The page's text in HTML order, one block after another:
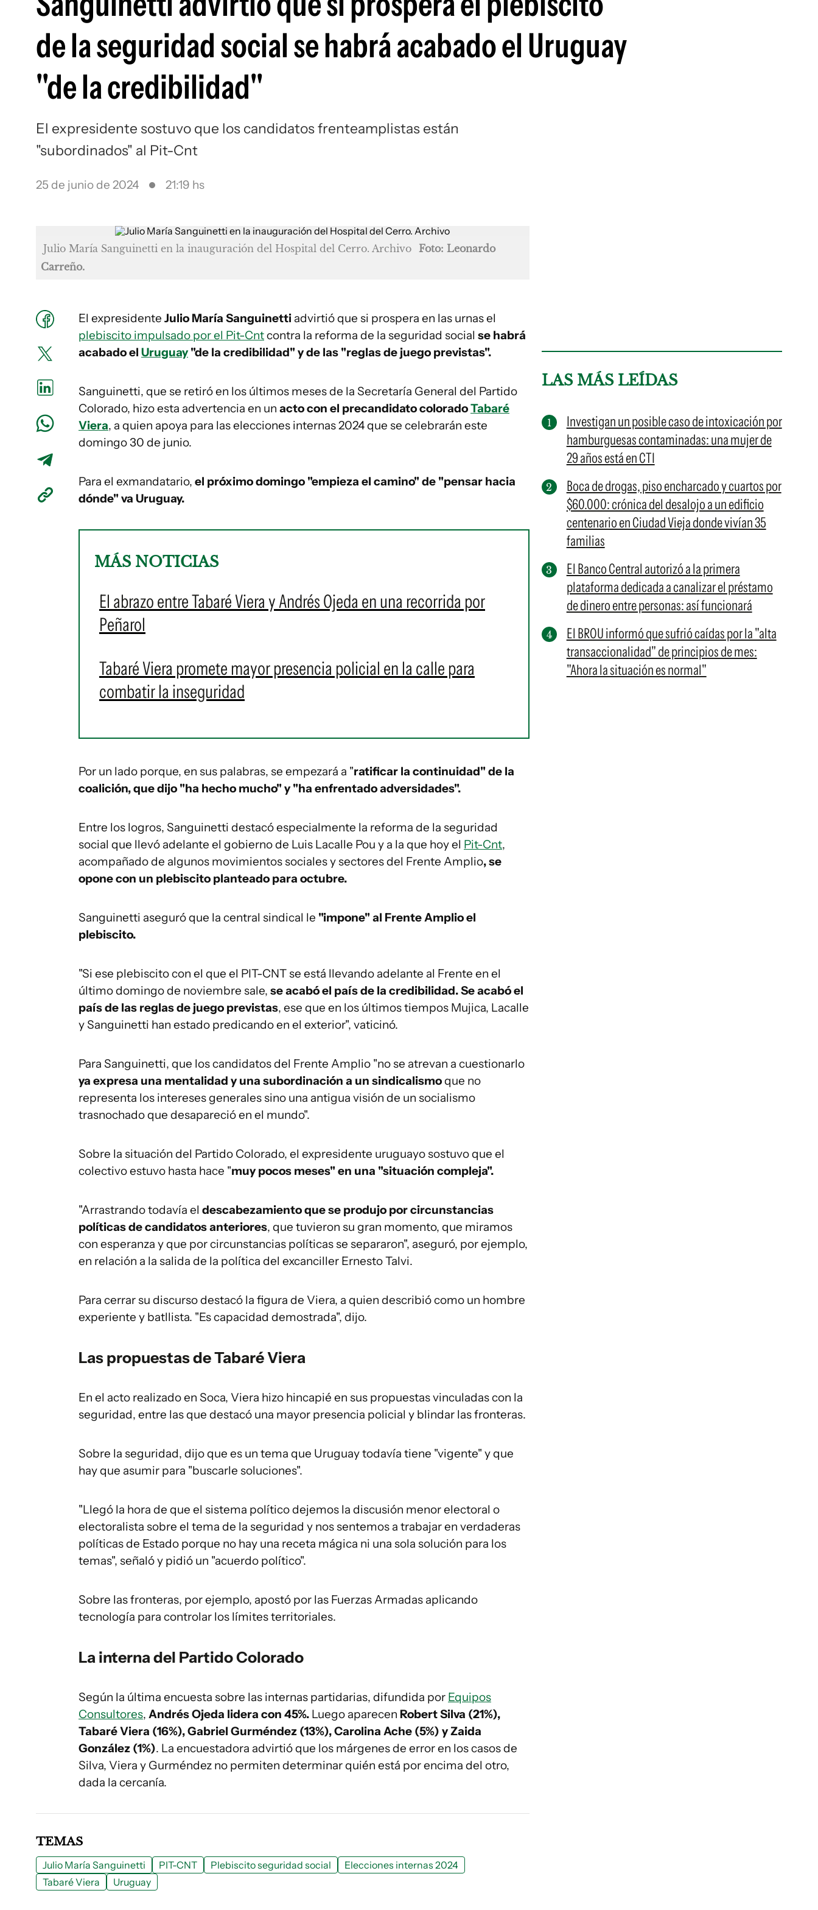
de la seguridad social se habrá acabado el Uruguay
"de la credibilidad"
El expresidente sostuvo que los candidatos frenteamplistas están
"subordinados" al Pit-Cnt
25 de junio de 2024 21:19 hs
Julio María Sanguinetti en la inauguración del Hospital del Cerro. Archivo Foto: Leonardo
Carreño.
El expresidente Julio María Sanguinetti advirtió que si prospera en las urnas el
plebiscito impulsado por el Pit-Cntcontra la reforma de la seguridad social se habrá
acabado el Uruguay"de la credibilidad" y de las "reglas de juego previstas".
Sanguinetti, que se retiró en los últimos meses de la Secretaría General del Partido
Colorado, hizo esta advertencia en un acto con el precandidato coloradoTabaré
Viera, a quien apoya para las elecciones internas 2024 que se celebrarán este
domingo 30 de junio.
Para el exmandatario, el próximo domingo "empieza el camino" de "pensar hacia
dónde" va Uruguay.
MÁS NOTICIAS
El abrazo entre Tabaré Viera y Andrés Ojeda en una recorrida por
Peñarol
Tabaré Viera promete mayor presencia policial en la calle para
combatir la inseguridad
Por un lado porque, en sus palabras, se empezará a "ratificar la continuidad" de la
coalición, que dijo "ha hecho mucho" y "ha enfrentado adversidades".
Entre los logros, Sanguinetti destacó especialmente la reforma de la seguridad
social que llevó adelante el gobierno de Luis Lacalle Pou y a la que hoy el Pit-Cnt,
acompañado de algunos movimientos sociales y sectores del Frente Amplio, se
opone con un plebiscito planteado para octubre.
Sanguinetti aseguró que la central sindical le "impone" al Frente Amplio el
plebiscito.
"Si ese plebiscito con el que el PIT-CNT se está llevando adelante al Frente en el
último domingo de noviembre sale, se acabó el país de la credibilidad. Se acabó el
país de las reglas de juego previstas, ese que en los últimos tiempos Mujica, Lacalle
y Sanguinetti han estado predicando en el exterior", vaticinó.
Para Sanguinetti, que los candidatos del Frente Amplio "no se atrevan a cuestionarlo
ya expresa una mentalidad y una subordinación a un sindicalismoque no
representa los intereses generales sino una antigua visión de un socialismo
trasnochado que desapareció en el mundo".
Sobre la situación del Partido Colorado, el expresidente uruguayo sostuvo que el
colectivo estuvo hasta hace "muy pocos meses" en una "situación compleja".
"Arrastrando todavía el descabezamiento que se produjo por circunstancias
políticas de candidatos anteriores, que tuvieron su gran momento, que miramos
con esperanza y que por circunstancias políticas se separaron", aseguró, por ejemplo,
en relación a la salida de la política del excanciller Ernesto Talvi.
Para cerrar su discurso destacó la figura de Viera, a quien describió como un hombre
experiente y batllista. "Es capacidad demostrada", dijo.
Las propuestas de Tabaré Viera
En el acto realizado en Soca, Viera hizo hincapié en sus propuestas vinculadas con la
seguridad, entre las que destacó una mayor presencia policial y blindar las fronteras.
Sobre la seguridad, dijo que es un tema que Uruguay todavía tiene "vigente" y que
hay que asumir para "buscarle soluciones".
"Llegó la hora de que el sistema político dejemos la discusión menor electoral o
electoralista sobre el tema de la seguridad y nos sentemos a trabajar en verdaderas
políticas de Estado porque no hay una receta mágica ni una sola solución para los
temas", señaló y pidió un "acuerdo político".
Sobre las fronteras, por ejemplo, apostó por las Fuerzas Armadas aplicando
tecnología para controlar los límites territoriales.
La interna del Partido Colorado
Según la última encuesta sobre las internas partidarias, difundida por Equipos
Consultores, AndrésOjeda lidera con 45%. Luego aparecen Robert Silva (21%),
Tabaré Viera (16%), Gabriel Gurméndez (13%), Carolina Ache (5%) y Zaida
González (1%). La encuestadora advirtió que los márgenes de error en los casos de
Silva, Viera y Gurméndez no permiten determinar quién está por encima del otro,
dada la cercanía.
LAS MÁS LEÍDAS
Investigan un posible caso de intoxicación por
hamburguesas contaminadas: una mujer de
29 años está en CTI
Boca de drogas, piso encharcado y cuartos por
$60.000: crónica del desalojo a un edificio
centenario en Ciudad Vieja donde vivían 35
familias
El Banco Central autorizó a la primera
plataforma dedicada a canalizar el préstamo
de dinero entre personas: así funcionará
El BROU informó que sufrió caídas por la "alta
transaccionalidad" de principios de mes:
"Ahora la situación es normal"
TEMAS
Julio María Sanguinetti PIT-CNT Plebiscito seguridad social
Elecciones internas 2024
Tabaré Viera
Uruguay